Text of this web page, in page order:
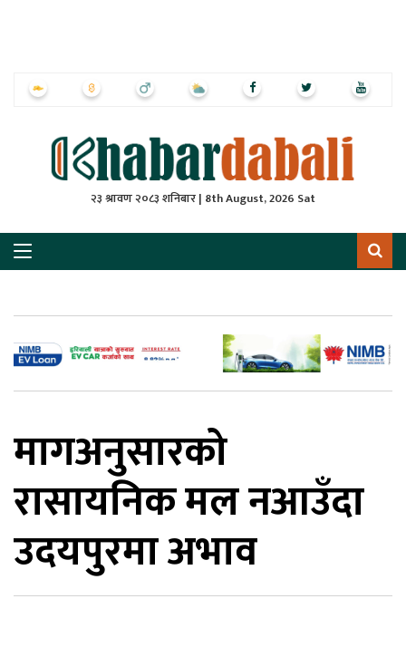
२३ श्रावण २०८३ शनिबार | 8th August, 2026 Sat
मागअनुसारको
रासायनिक मल नआउँदा
उदयपुरमा अभाव